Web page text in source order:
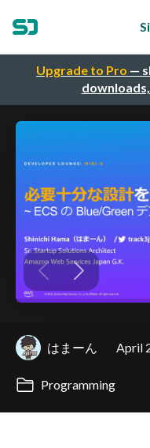
Upgrade to Pro —
はまーん April
Programming